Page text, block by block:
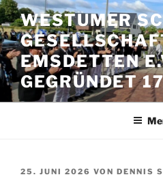
Zum
Inhalt
springen
WESTUMER
EMSDETTEN
GEGRÜNDET
VERÖFFENTLICHT
25. JUNI 2026 VON DENNIS